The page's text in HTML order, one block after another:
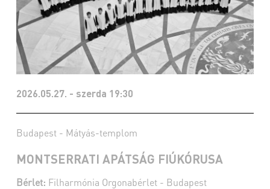
2026.05.27. - szerda 19:30
Budapest - Mátyás-templom
MONTSERRATI APÁTSÁG FIÚKÓRUSA
Bérlet: Filharmónia Orgonabérlet - Budapest